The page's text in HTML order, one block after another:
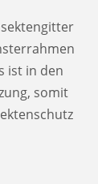
ist in den
somit